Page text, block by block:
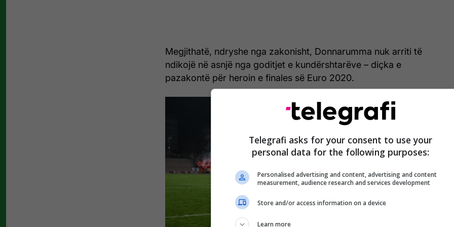
Megjithatë, ndryshe nga zakonisht, Donnarumma nuk arriti të
ndikojë në asnjë nga goditjet e kundërshtarëve – diçka e
pazakontë për heroin e finales së Euro 2020.
Telegrafi asks for your consent to use your
personal data for the following purposes:
Personalised advertising and content, advertising and content
measurement, audience research and services development
Store and/or access information on a device
Learn more